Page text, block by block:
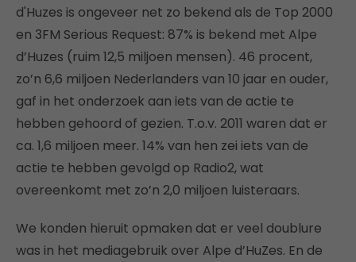
d'Huzes is ongeveer net zo bekend als de Top 2000
en 3FM Serious Request: 87% is bekend met Alpe
d’Huzes (ruim 12,5 miljoen mensen). 46 procent,
zo’n 6,6 miljoen Nederlanders van 10 jaar en ouder,
gaf in het onderzoek aan iets van de actie te
hebben gehoord of gezien. T.o.v. 2011 waren dat er
ca. 1,6 miljoen meer. 14% van hen zei iets van de
actie te hebben gevolgd op Radio2, wat
overeenkomt met zo’n 2,0 miljoen luisteraars.
We konden hieruit opmaken dat er veel doublure
was in het mediagebruik over Alpe d’HuZes. En de